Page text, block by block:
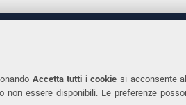
Accetta tutti i cookie si acconsente
non essere disponibili. Le preferenze
293111
0532 293031